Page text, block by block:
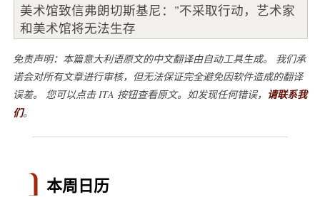
美术馆致信弗朗切斯基尼："不采取行动，艺术家
和美术馆将无法生存
免责声明：本篇意大利语原文的中文翻译由自动工具生成。 我们承
诺会对所有文章进行审核，但无法保证完全避免因软件造成的翻译
误差。 您可以点击 ITA 按钮查看原文。如发现任何错误， 请联系我
们。
本周日历